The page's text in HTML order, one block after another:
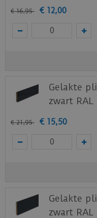
€ 16,95 € 12,00
Gelakte
zwart RAL
€ 21,95 € 15,50
Gelakte
zwart RAL